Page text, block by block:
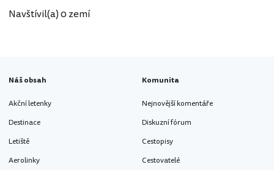
Navštívil(a) 0 zemí
Náš obsah
Akční letenky
Destinace
Letiště
Aerolinky
Komunita
Nejnovější komentáře
Diskuzní fórum
Cestopisy
Cestovatelé